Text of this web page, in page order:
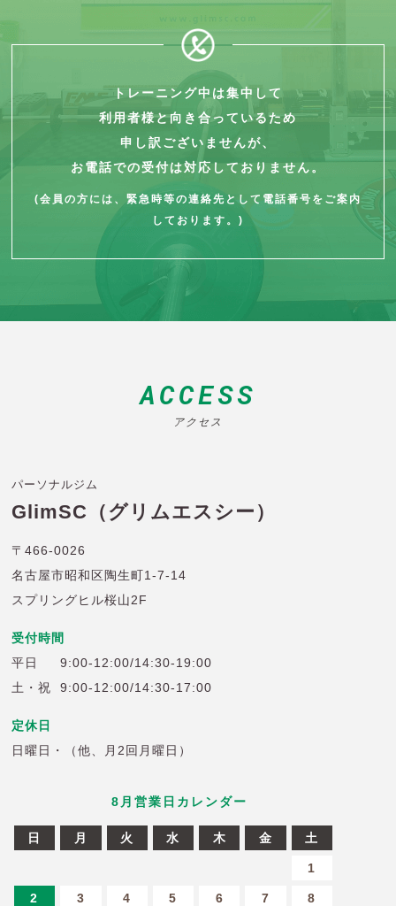
トレーニング中は集中して
利用者様と向き合っているため
申し訳ございませんが、
お電話での受付は対応しておりません。
(会員の方には、緊急時等の連絡先として電話番号をご案内
しております。)
ACCESS
アクセス
パーソナルジム
GlimSC（グリムエスシー）
〒466-0026
名古屋市昭和区陶生町1-7-14
スプリングヒル桜山2F
受付時間
平日
9:00-12:00/14:30-19:00
土・祝
9:00-12:00/14:30-17:00
定休日
日曜日・（他、月2回月曜日）
8 月営業日カレンダー
日 月 火 水 木 金 土
1
2 3 4 5 6 7 8